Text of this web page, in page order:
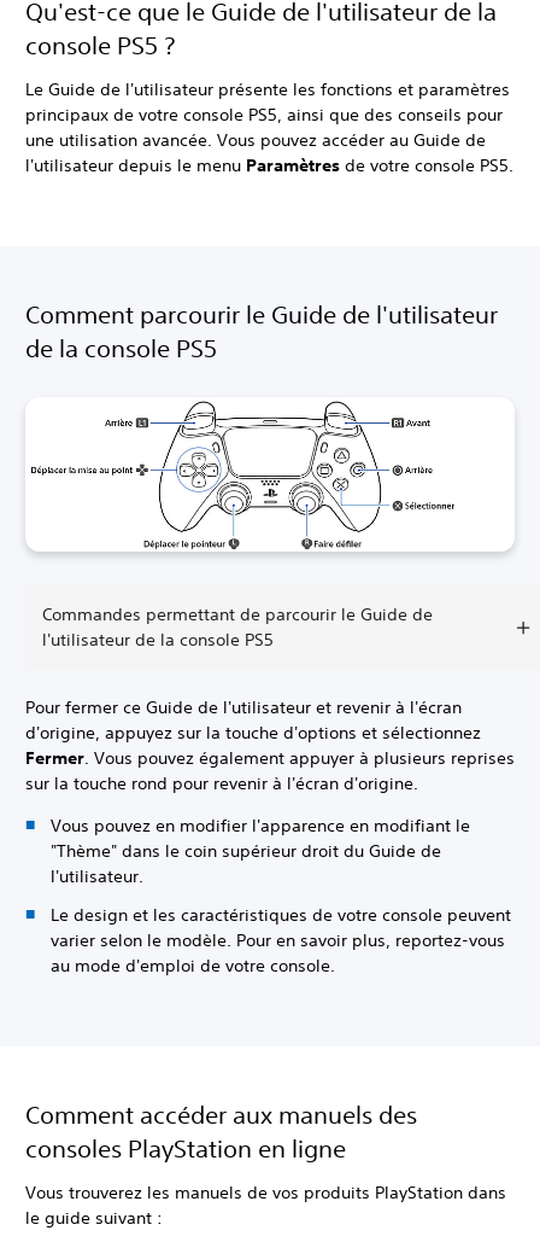
Qu'est-ce que le Guide de l'utilisateur de la
console PS5 ?
Le Guide de l'utilisateur présente les fonctions et paramètres
principaux de votre console PS5, ainsi que des conseils pour
une utilisation avancée. Vous pouvez accéder au Guide de
l'utilisateur depuis le menu Paramètres de votre console PS5.
Comment parcourir le Guide de l'utilisateur
de la console PS5
Commandes permettant de parcourir le Guide de
l'utilisateur de la console PS5
Pour fermer ce Guide de l'utilisateur et revenir à l'écran
d'origine, appuyez sur la touche d'options et sélectionnez
Fermer. Vous pouvez également appuyer à plusieurs reprises
sur la touche rond pour revenir à l'écran d'origine.
Vous pouvez en modifier l'apparence en modifiant le
"Thème" dans le coin supérieur droit du Guide de
l'utilisateur.
Le design et les caractéristiques de votre console peuvent
varier selon le modèle. Pour en savoir plus, reportez-vous
au mode d'emploi de votre console.
Comment accéder aux manuels des
consoles PlayStation en ligne
Vous trouverez les manuels de vos produits PlayStation dans
le guide suivant :